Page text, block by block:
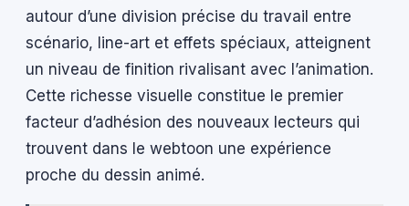
autour d’une division précise du travail entre
scénario, line-art et effets spéciaux, atteignent
un niveau de finition rivalisant avec l’animation.
Cette richesse visuelle constitue le premier
facteur d’adhésion des nouveaux lecteurs qui
trouvent dans le webtoon une expérience
proche du dessin animé.